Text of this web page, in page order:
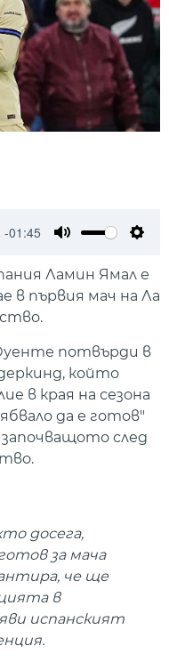
-01:45
Ламин Ямал е
в първия мач на Ла
потвърди в
който
в края на сезона
да е готов"
започващото след
досега,
за мача
че ще
в
испанският